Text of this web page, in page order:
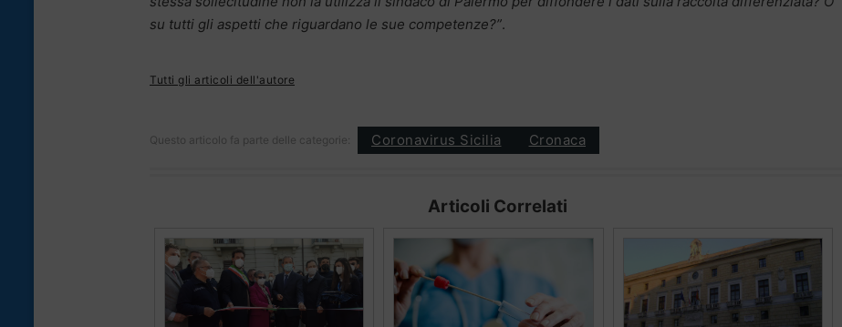
su tutti gli aspetti che riguardano le sue competenze?”.
Tutti gli articoli dell'autore
Questo articolo fa parte delle categorie: Coronavirus Sicilia Cronaca
Articoli Correlati